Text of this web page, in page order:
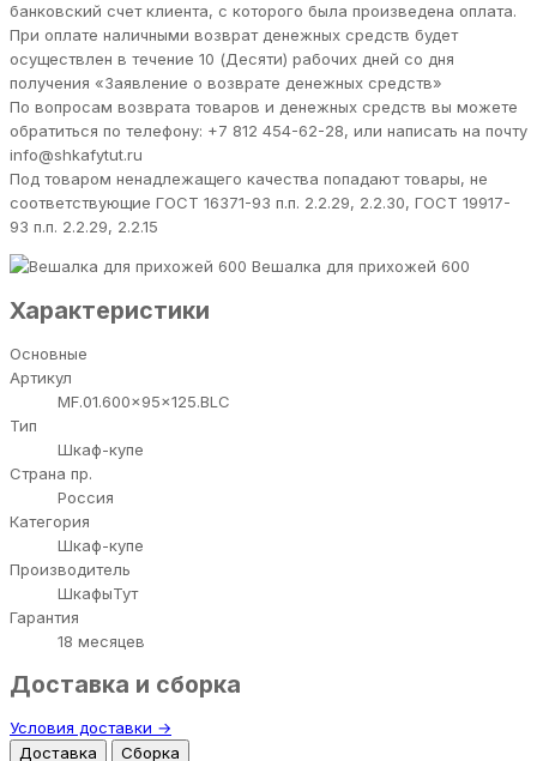
банковский счет клиента, с которого была произведена оплата.
При оплате наличными возврат денежных средств будет
осуществлен в течение 10 (Десяти) рабочих дней со дня
получения «Заявление о возврате денежных средств»
По вопросам возврата товаров и денежных средств вы можете
обратиться по телефону: +7 812 454-62-28, или написать на почту
info@shkafytut.ru
Под товаром ненадлежащего качества попадают товары, не
соответствующие ГОСТ 16371-93 п.п. 2.2.29, 2.2.30, ГОСТ 19917-
93 п.п. 2.2.29, 2.2.15
Вешалка для прихожей 600
Характеристики
Основные
Артикул
MF.01.600x95x125.BLC
Тип
Шкаф-купе
Страна пр.
Россия
Категория
Шкаф-купе
Производитель
ШкафыТут
Гарантия
18 месяцев
Доставка и сборка
Условия доставки →
Доставка
Сборка